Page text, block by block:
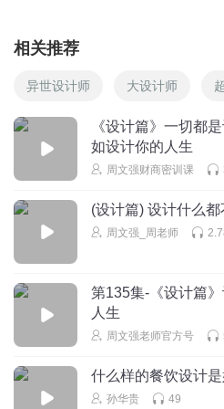
相关推荐
异世设计师 大设计师
《设计篇》一切都
如设计你的人生
周文强财商密训课
(设计篇) 设计什么
周文强_周老师
第135集-《设计篇
人生
周文强老师官方号
什么样的餐饮设计
孙华贵 49